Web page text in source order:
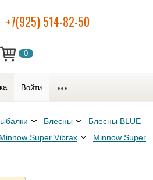
0
+7(925) 514-82-50
Войти
Блесны
Блесны BLUE
Super Vibrax
Minnow Super